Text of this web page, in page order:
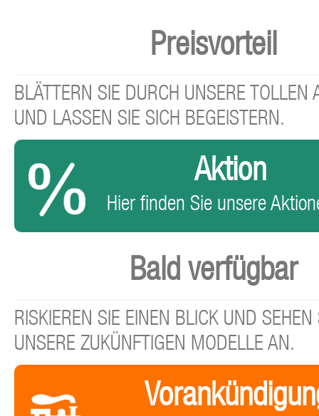
Preisvorteil
BLÄTTERN SIE DURCH UNSERE TOLLEN
UND LASSEN SIE SICH BEGEISTERN.
Aktion
Hier finden Sie unsere
Bald verfügbar
RISKIEREN SIE EINEN BLICK UND SEHEN
UNSERE ZUKÜNFTIGEN MODELLE AN.